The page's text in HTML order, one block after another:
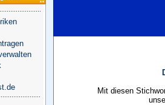
Mit diesen